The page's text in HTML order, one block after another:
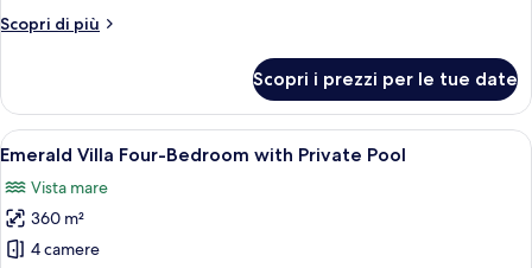
with
Scopri di più
Altri
Two-
Bedroom
Villa
Private
Pool
Scopri i prezzi per le tue date
Apri
tutte
le
foto
per
Una camera da letto moderna con
1
Emerald Villa Four-Bedroom with Private Pool
Vista mare
360 m²
4 camere